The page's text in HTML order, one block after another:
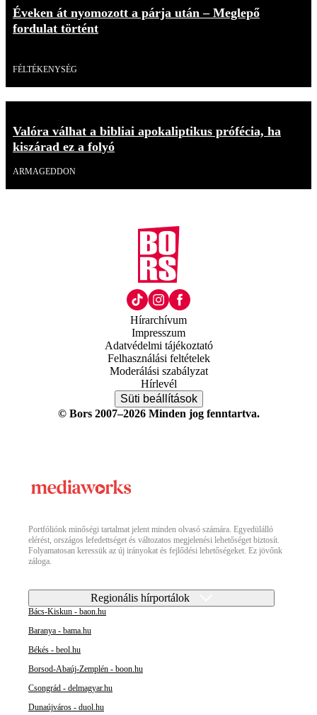
Éveken át nyomozott a párja után – Meglepő
fordulat történt
FÉLTÉKENYSÉG
Valóra válhat a bibliai apokaliptikus prófécia, ha
kiszárad ez a folyó
ARMAGEDDON
Hírarchívum
Impresszum
Adatvédelmi tájékoztató
Felhasználási feltételek
Moderálási szabályzat
Hírlevél
Süti beállítások
© Bors 2007–2026 Minden jog fenntartva.
Portfóliónk minőségi tartalmat jelent minden olvasó számára. Egyedülálló
elérést, országos lefedettséget és változatos megjelenési lehetőséget biztosít.
Folyamatosan keressük az új irányokat és fejlődési lehetőségeket. Ez jövőnk
záloga.
Regionális hírportálok
Bács-Kiskun - baon.hu
Baranya - bama.hu
Békés - beol.hu
Borsod-Abaúj-Zemplén - boon.hu
Csongrád - delmagyar.hu
Dunaújváros - duol.hu